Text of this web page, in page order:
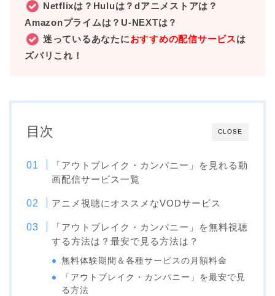
Netflixは？Huluは？dアニメストアは？
Amazonプライムは？U-NEXTは？
迷っているあなたにおすすめの配信サービスは
ズバリこれ！
CLOSE
目次
「アウトブレイク・カンパニー」を見れる動
画配信サービス一覧
アニメ視聴にオススメなVODサービス
「アウトブレイク・カンパニー」を無料視聴
する方法は？最安で見る方法は？
無料体験期間＆各種サービスの月額料金
「アウトブレイク・カンパニー」を最安で見
る方法